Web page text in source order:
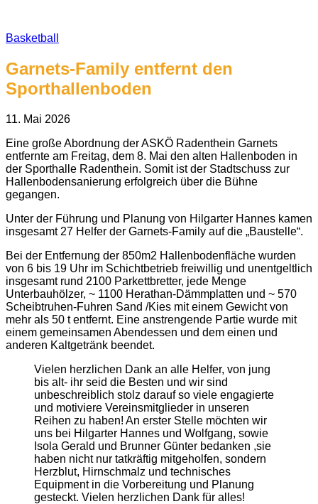
Basketball
Garnets-Family entfernt den
Sporthallenboden
11. Mai 2026
Eine große Abordnung der ASKÖ Radenthein Garnets
entfernte am Freitag, dem 8. Mai den alten Hallenboden in
der Sporthalle Radenthein. Somit ist der Stadtschuss zur
Hallenbodensanierung erfolgreich über die Bühne
gegangen.
Unter der Führung und Planung von Hilgarter Hannes kamen
insgesamt 27 Helfer der Garnets-Family auf die „Baustelle“.
Bei der Entfernung der 850m2 Hallenbodenfläche wurden
von 6 bis 19 Uhr im Schichtbetrieb freiwillig und unentgeltlich
insgesamt rund 2100 Parkettbretter, jede Menge
Unterbauhölzer, ~ 1100 Herathan-Dämmplatten und ~ 570
Scheibtruhen-Fuhren Sand /Kies mit einem Gewicht von
mehr als 50 t entfernt. Eine anstrengende Partie wurde mit
einem gemeinsamen Abendessen und dem einen und
anderen Kaltgetränk beendet.
Vielen herzlichen Dank an alle Helfer, von jung
bis alt- ihr seid die Besten und wir sind
unbeschreiblich stolz darauf so viele engagierte
und motiviere Vereinsmitglieder in unseren
Reihen zu haben! An erster Stelle möchten wir
uns bei Hilgarter Hannes und Wolfgang, sowie
Isola Gerald und Brunner Günter bedanken ,sie
haben nicht nur tatkräftig mitgeholfen, sondern
Herzblut, Hirnschmalz und technisches
Equipment in die Vorbereitung und Planung
gesteckt. Vielen herzlichen Dank für alles!